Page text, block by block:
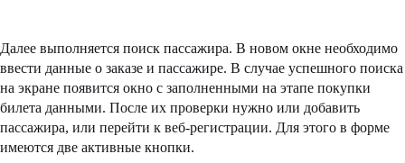
Далее выполняется поиск пассажира. В новом окне необходимо
ввести данные о заказе и пассажире. В случае успешного поиска
на экране появится окно с заполненными на этапе покупки
билета данными. После их проверки нужно или добавить
пассажира, или перейти к веб-регистрации. Для этого в форме
имеются две активные кнопки.